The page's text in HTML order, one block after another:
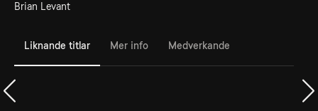
Brian Levant
Liknande titlar Mer info Medverkande